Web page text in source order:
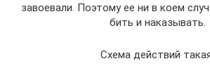
завоевали. Поэтому ее ни в коем
бить и наказывать.
Схема действий